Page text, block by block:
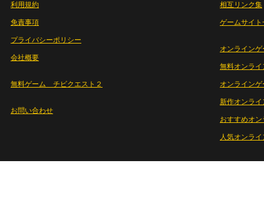
利用規約
免責事項
プライバシーポリシー
会社概要
無料ゲーム チビクエスト２
お問い合わせ
相互リンク集
ゲームサイト
オンラインゲ
無料オンライ
オンライン
新作オンライ
おすすめオ
人気オンラ